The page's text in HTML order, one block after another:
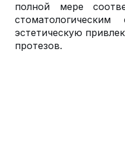
полной мере
стоматологическим
эстетическую
протезов.